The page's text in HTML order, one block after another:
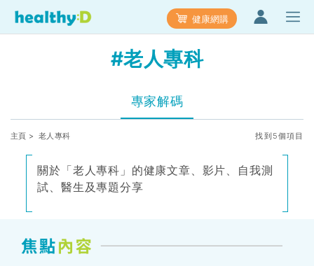
健康網購
#老人專科
專家解碼
主頁 > 老人專科 找到5個項目
關於「老人專科」的健康文章、影片、自我測
試、醫生及專題分享